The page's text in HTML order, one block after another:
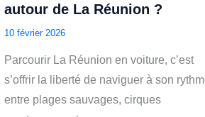
autour de La Réunion ?
10 février 2026
Parcourir La Réunion en voiture, c’est
s’offrir la liberté de naviguer à son
entre plages sauvages, cirques